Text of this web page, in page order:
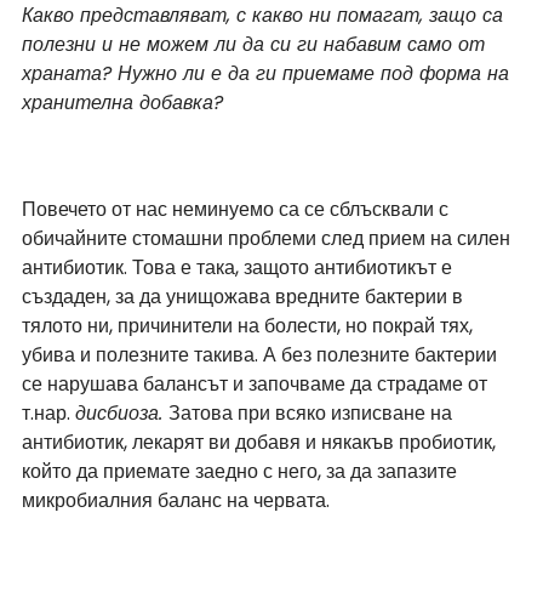
Какво представляват, с какво ни помагат, защо са
полезни и не можем ли да си ги набавим само от
храната? Нужно ли е да ги приемаме под форма на
хранителна добавка?
Повечето от нас неминуемо са се сблъсквали с
обичайните стомашни проблеми след прием на силен
антибиотик. Това е така, защото антибиотикът е
създаден, за да унищожава вредните бактерии в
тялото ни, причинители на болести, но покрай тях,
убива и полезните такива. А без полезните бактерии
се нарушава балансът и започваме да страдаме от
т.нар. дисбиоза. Затова при всяко изписване на
антибиотик, лекарят ви добавя и някакъв пробиотик,
който да приемате заедно с него, за да запазите
микробиалния баланс на червата.